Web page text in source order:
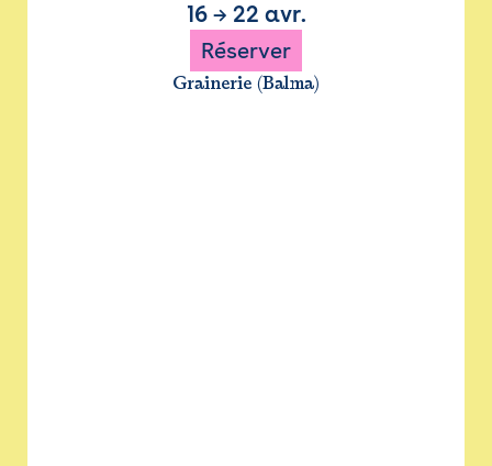
16→ 22 avr.
Réserver
Grainerie (Balma)